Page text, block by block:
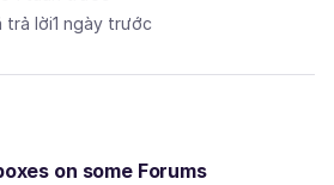
trả lời1 ngày trước
on some Forums